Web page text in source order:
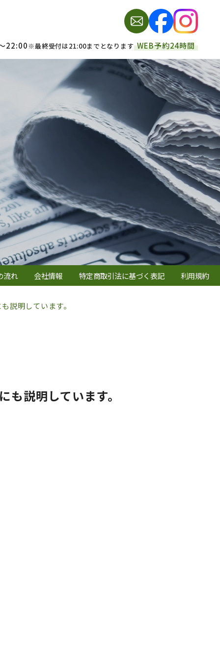
22:00 ※最終受付は21:00までとなります WEB予約24時間
流れ 会社情報 特定商取引法に基づく表記 利用規約
説明しています。
説明しています。